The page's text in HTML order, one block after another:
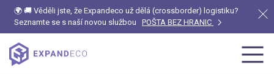
🌍 🚚 Věděli jste, že Expandeco už dělá (crossborder) logistiku?
Seznamte se s naší novou službou
POŠTA BEZ HRANIC